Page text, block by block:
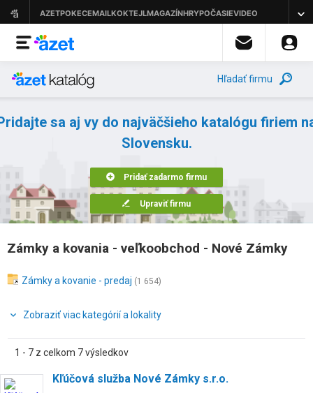
Hľadať firmu
sa aj vy do najväčšieho katalógu firiem
Slovensku.
Pridať zadarmo firmu
Upraviť firmu
Zámky a kovania - veľkoobchod - Nové Zámky
Zámky a kovanie - predaj (1 654)
Zobraziť viac kategórií a lokality
1 - 7 z celkom 7 výsledkov
Kľúčová služba Nové Zámky s.r.o.